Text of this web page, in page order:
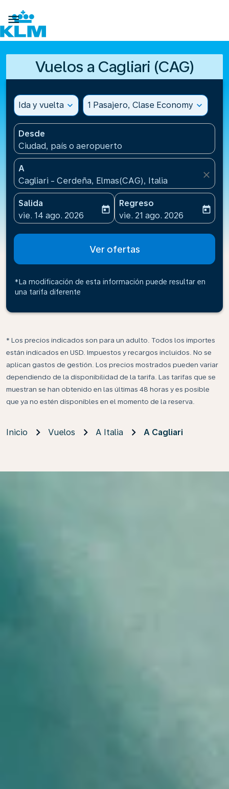

Vuelos a Cagliari (CAG)
Ida y vuelta expand_more 1 Pasajero, Clase Economy expand_more
Desde
Ciudad, país o aeropuerto
A
Cagliari - Cerdeña, Elmas(CAG), Italia
close
Salida
fc-booking-departure-date-aria-label
vie. 14 ago. 2026
today
Regreso
fc-booking-return-date-
vie. 21 ago. 2026
today
Ver ofertas
*La modificación de esta información puede resultar en
una tarifa diferente
* Los precios indicados son para un adulto. Todos los importes
están indicados en USD. Impuestos y recargos incluidos. No se
aplican gastos de gestión. Los precios mostrados pueden variar
dependiendo de la disponibilidad de la tarifa. Las tarifas que se
muestran se han obtenido en las últimas 48 horas y es posible
que ya no estén disponibles en el momento de la reserva.
Inicio Vuelos A Italia A Cagliari